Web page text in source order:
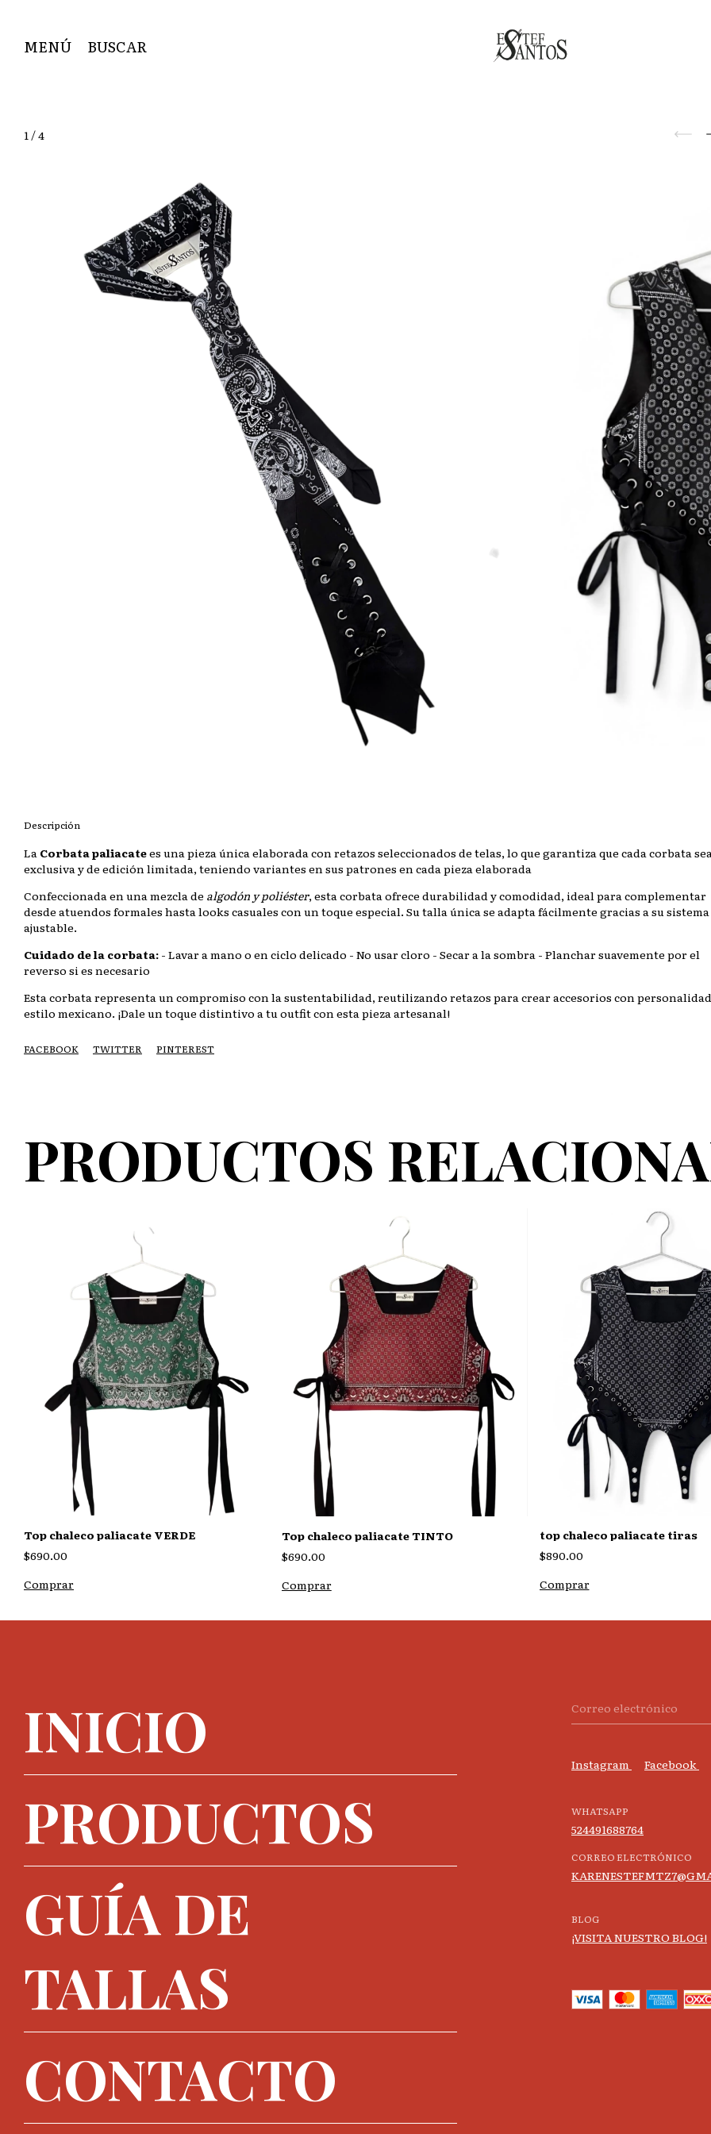
MENÚ BUSCAR
1/4
Descripción
La Corbata paliacatees una pieza única elaborada con retazos seleccionados de telas, lo que garantiza que cada corbata
exclusiva y de edición limitada, teniendo variantes en sus patrones en cada pieza elaborada
Confeccionada en una mezcla de algodón y poliéster, esta corbata ofrece durabilidad y comodidad, ideal para complementar
desde atuendos formales hasta looks casuales con un toque especial. Su talla única se adapta fácilmente gracias a su sistema
ajustable.
Cuidado de la corbata: - Lavar a mano o en ciclo delicado - No usar cloro - Secar a la sombra - Planchar suavemente por el
reverso si es necesario
Esta corbata representa un compromiso con la sustentabilidad, reutilizando retazos para crear accesorios con
estilo mexicano. ¡Dale un toque distintivo a tu outfit con esta pieza artesanal!
FACEBOOK TWITTER PINTEREST
PRODUCTOS
Top chaleco paliacate VERDE
$690.00
Comprar
Top chaleco paliacate TINTO
$690.00
Comprar
top chaleco paliacate tiras
$890.00
Comprar
INICIO
PRODUCTOS
GUÍA DE
TALLAS
CONTACTO
Instagram Facebook
WHATSAPP
524491688764
CORREO ELECTRÓNICO
BLOG
¡VISITA NUESTRO BLOG!